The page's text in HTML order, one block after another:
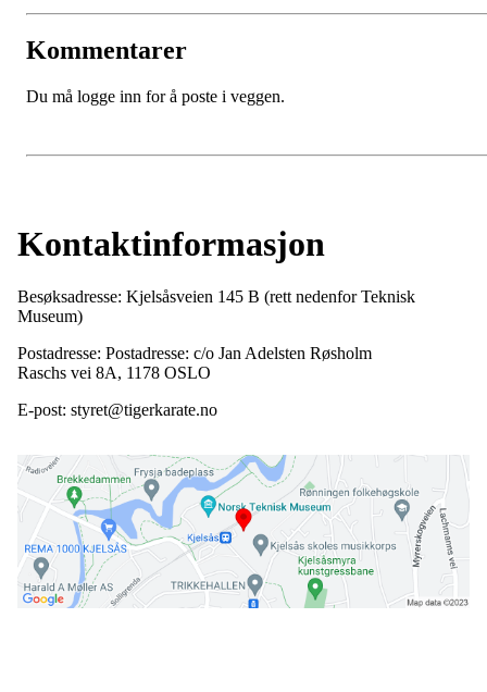
Kommentarer
Du må logge inn for å poste i veggen.
Kontaktinformasjon
Besøksadresse: Kjelsåsveien 145 B (rett nedenfor Teknisk
Museum)
Postadresse: Postadresse: c/o Jan Adelsten Røsholm
Raschs vei 8A, 1178 OSLO
E-post: styret@tigerkarate.no